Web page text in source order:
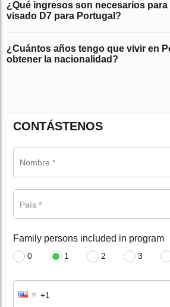
¿Qué ingresos son necesarios
visado D7 para Portugal?
¿Cuántos años tengo que vivir en
obtener la nacionalidad?
CONTÁSTENOS
País *
Family persons included in program
0 1 2 3